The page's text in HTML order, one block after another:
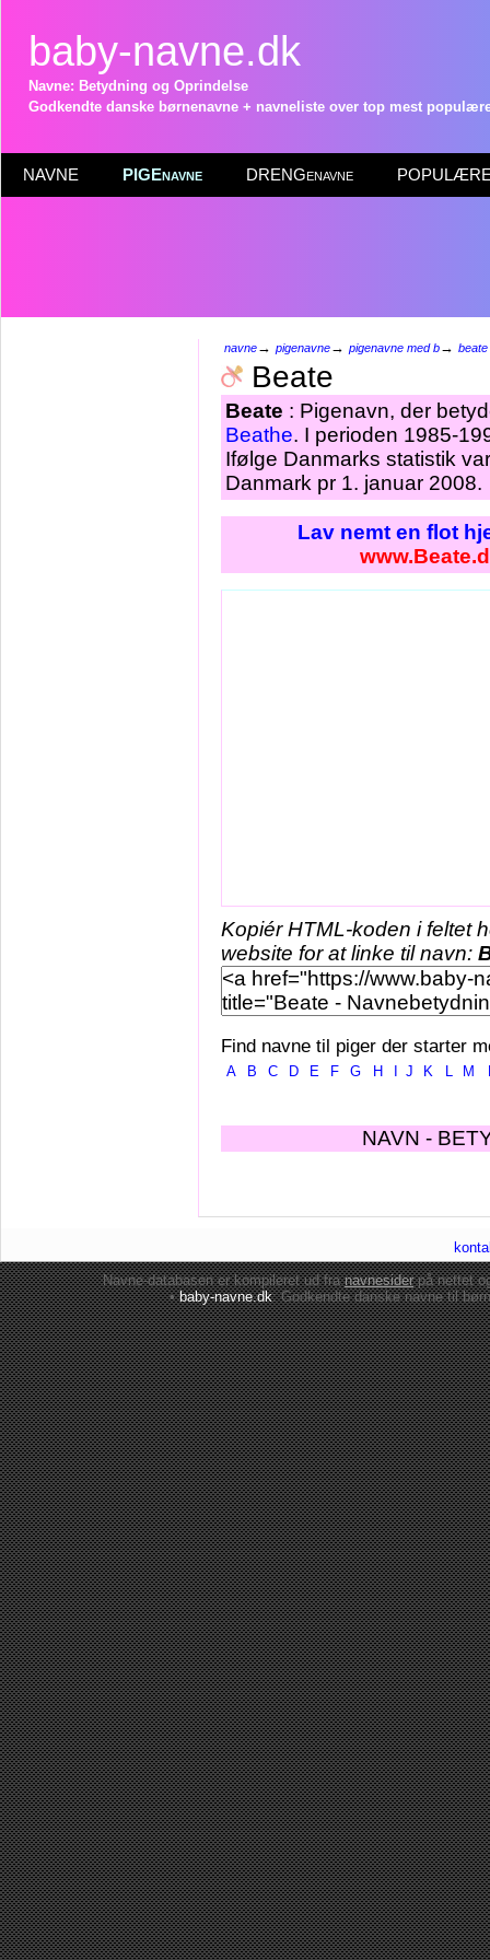
baby-navne.dk
Navne: Betydning og Oprindelse
Godkendte danske børnenavne + navneliste over top mest
NAVNE PIGEnavne DRENGenavne POPULÆRE
navne→ pigenavne→ pigenavne med b→ beate
Beate
Beate : Pigenavn, der
Beathe. I perioden 1985-
Ifølge Danmarks statistik
Danmark pr 1. januar 2008.
Lav nemt en flot
Kopiér HTML-koden i feltet
website for at linke til navn:
Find navne til piger der starter
A B C D E F G H J K L M
NAVN -
Navne-databasen er kompileret ud franavnesiderpå nettet
•baby-navne.dk: Godkendte danskenavne til børn